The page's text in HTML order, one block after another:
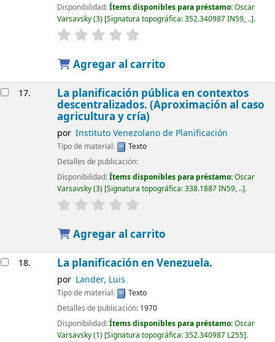
Disponibilidad:Ítems disponibles para préstamo:Oscar
Varsavsky(3) Signatura topográfica:352.340987 IN59, .. .
Agregar al carrito
17. La planificación pública en contextos
descentralizados. (Aproximación al caso
agricultura y cría)
por Instituto Venezolano de Planificación
Tipo de material:
Texto
Detalles de publicación:
Disponibilidad:Ítems disponibles para préstamo:Oscar
Varsavsky(3) Signatura topográfica:338.1887 IN59, .. .
Agregar al carrito
18. La planificación en Venezuela.
por Lander, Luis
Tipo de material:
Texto
Detalles de publicación: 1970
Disponibilidad:Ítems disponibles para préstamo:Oscar
Varsavsky(1) Signatura topográfica:352.340987 L255 .